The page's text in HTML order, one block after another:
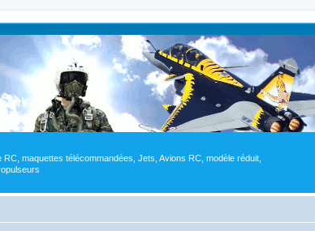
maquettes télécommandées, Jets, Avions RC, modèle réduit,